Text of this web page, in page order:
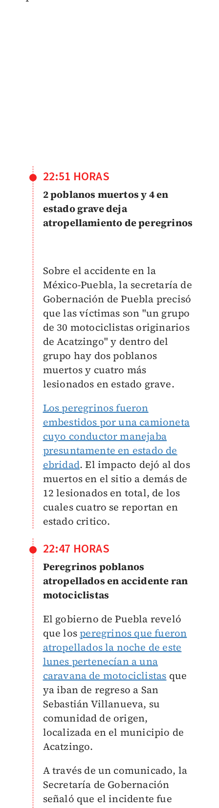
22:51 HORAS
2 poblanos muertos y 4 en
estado grave deja
atropellamiento de peregrinos
Sobre el accidente en la
México-Puebla, la secretaría de
Gobernación de Puebla precisó
que las víctimas son "un grupo
de 30 motociclistas originarios
de Acatzingo" y dentro del
grupo hay dos poblanos
muertos y cuatro más
lesionados en estado grave.
Los peregrinos fueron
embestidos por una camioneta
cuyo conductor manejaba
presuntamente en estado de
ebridad. El impacto dejó al dos
muertos en el sitio a demás de
12 lesionados en total, de los
cuales cuatro se reportan en
estado critico.
22:47 HORAS
Peregrinos poblanos
atropellados en accidenteran
motociclistas
El gobierno de Puebla reveló
que losperegrinos que fueron
atropellados la noche de este
lunes pertenecían a una
caravana de motociclistas que
ya iban de regreso a San
Sebastián Villanueva, su
comunidad de origen,
localizada en el municipio de
Acatzingo.
A través de un comunicado, la
Secretaría de Gobernación
señaló que el incidente fue